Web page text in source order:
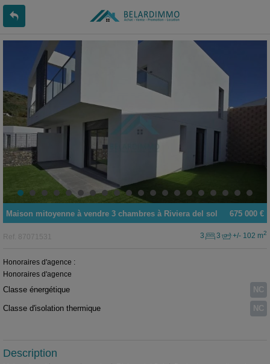
675 000 €
Maison mitoyenne à vendre 3 chambres à Riviera del sol
Ref. 87071531 3 3 +/- 102 m2
Honoraires d'agence :
Honoraires d'agence
Classe énergétique NC
Classe d'isolation thermique NC
Description